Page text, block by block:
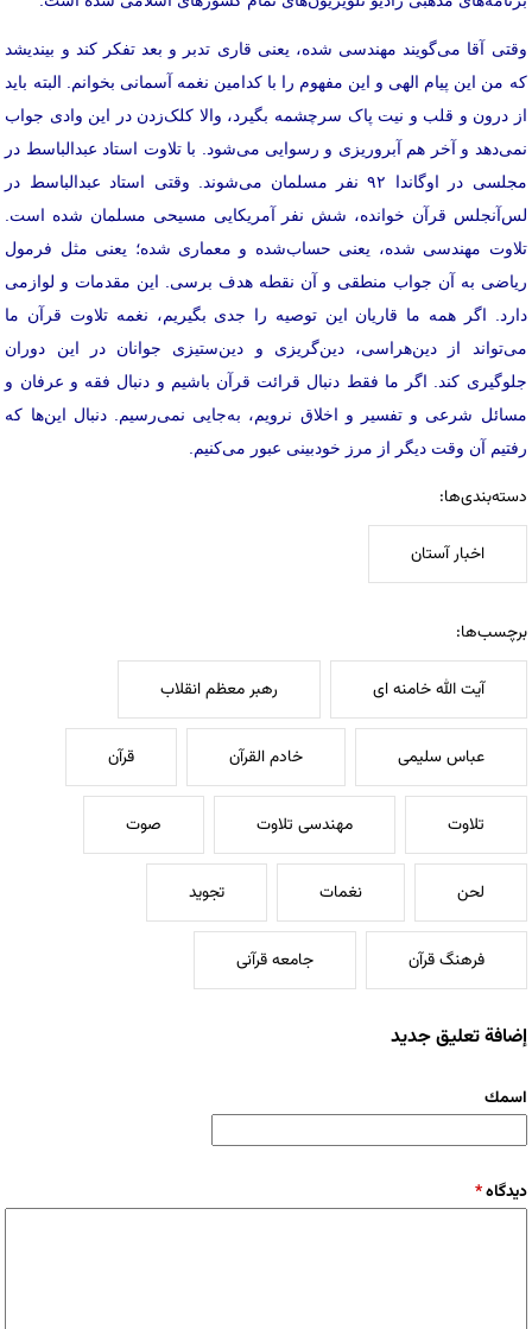
وقتی آقا می‌گویند مهندسی شده، یعنی قاری تدبر و بعد تفکر کند و بیندیشد
که من این پیام الهی و این مفهوم را با کدامین نغمه‌ آسمانی بخوانم. البته باید
از درون و قلب و نیت پاک سرچشمه بگیرد، والا کلک‌زدن در این وادی جواب
نمی‌دهد و آخر هم آبروریزی و رسوایی می‌شود. با تلاوت استاد عبدالباسط در
مجلسی در اوگاندا ۹۲ نفر مسلمان می‌شوند. وقتی استاد عبدالباسط در
لس‌آنجلس قرآن خوانده، شش نفر آمریکایی مسیحی مسلمان شده است.
تلاوت مهندسی شده، یعنی حساب‌شده و معماری شده؛ یعنی مثل فرمول
ریاضی به آن جواب منطقی و آن نقطه‌ هدف برسی. این مقدمات و لوازمی
دارد. اگر همه‌ ما قاریان این توصیه را جدی بگیریم، نغمه‌ تلاوت قرآن ما
می‌تواند از دین‌هراسی، دین‌گریزی و دین‌ستیزی جوانان در این دوران
جلوگیری کند. اگر ما فقط دنبال قرائت قرآن باشیم و دنبال فقه و عرفان و
مسائل شرعی و تفسیر و اخلاق نرویم، به‌جایی نمی‌رسیم. دنبال این‌ها که
رفتیم آن وقت دیگر از مرز خودبینی عبور می‌کنیم.
دسته‌بندی‌ها:
اخبار آستان
برچسب‌ها:
آیت الله خامنه ای رهبر معظم انقلاب
عباس سلیمی خادم القرآن قرآن
تلاوت مهندسی تلاوت صوت
لحن نغمات تجوید
فرهنگ قرآن جامعه قرآنی
إضافة تعليق جديد
‏اسمك ‏
‏دیدگاه ‏*